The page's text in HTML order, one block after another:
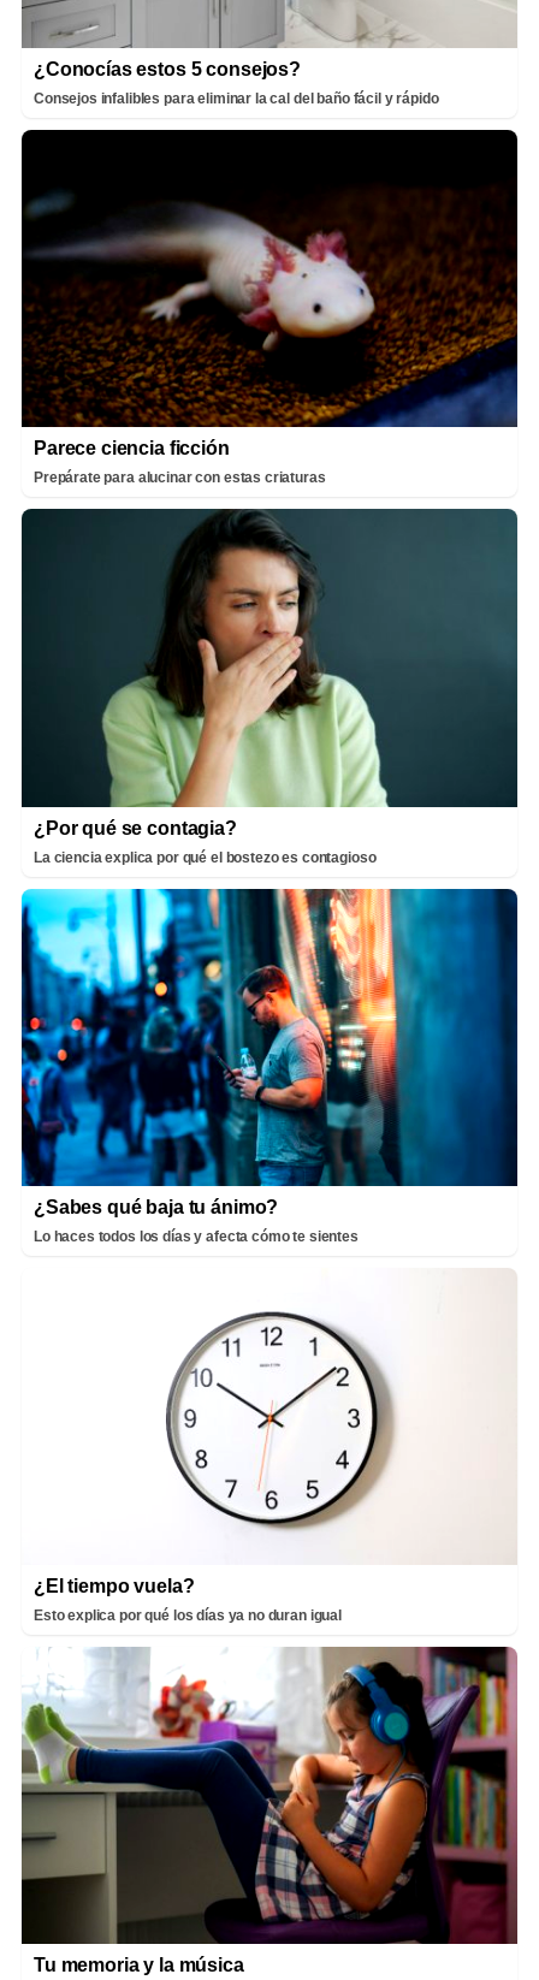
¿Conocías estos 5 consejos?
Consejos infalibles para eliminar la cal del baño fácil y rápido
Parece ciencia ficción
Prepárate para alucinar con estas criaturas
¿Por qué se contagia?
La ciencia explica por qué el bostezo es contagioso
¿Sabes qué baja tu ánimo?
Lo haces todos los días y afecta cómo te sientes
¿El tiempo vuela?
Esto explica por qué los días ya no duran igual
Tu memoria y la música